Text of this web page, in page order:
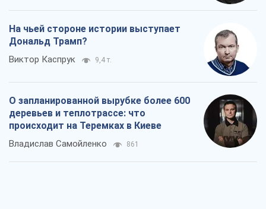
На чьей стороне истории выступает
Дональд Трамп?
Виктор Каспрук 9,4 т.
О запланированной вырубке более 600
деревьев и теплотрассе: что
происходит на Теремках в Киеве
Владислав Самойленко 861